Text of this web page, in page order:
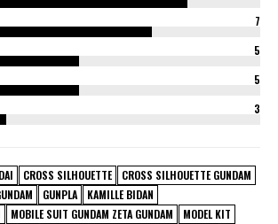
7
5
5
3
CROSS SILHOUETTE
CROSS SILHOUETTE GUNDAM
GUNPLA
KAMILLE BIDAN
MOBILE SUIT GUNDAM ZETA GUNDAM
MODEL KIT